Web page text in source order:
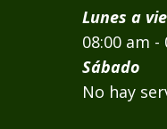
Lunes a
08:00 am -
Sábado
No hay